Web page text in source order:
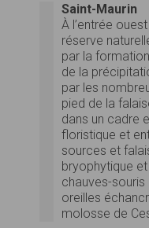
Saint-Maurin
À l’entrée
réserve
par la
de la
par les
pied de la
dans un cadre
floristique et
sources et
bryophytique
chauves-souris
oreilles
molosse de